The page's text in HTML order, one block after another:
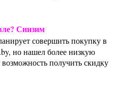
Снизим
совершить покупку в
но нашел более низкую
получить скидку